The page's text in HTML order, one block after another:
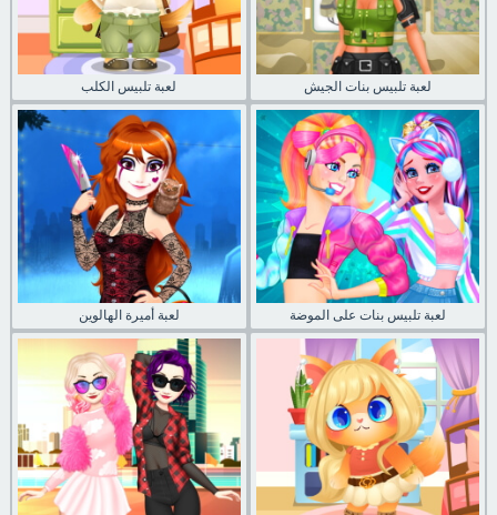
لعبة تلبيس الكلب لعبة تلبيس بنات الجيش
لعبة أميرة الهالوين لعبة تلبيس بنات على الموضة